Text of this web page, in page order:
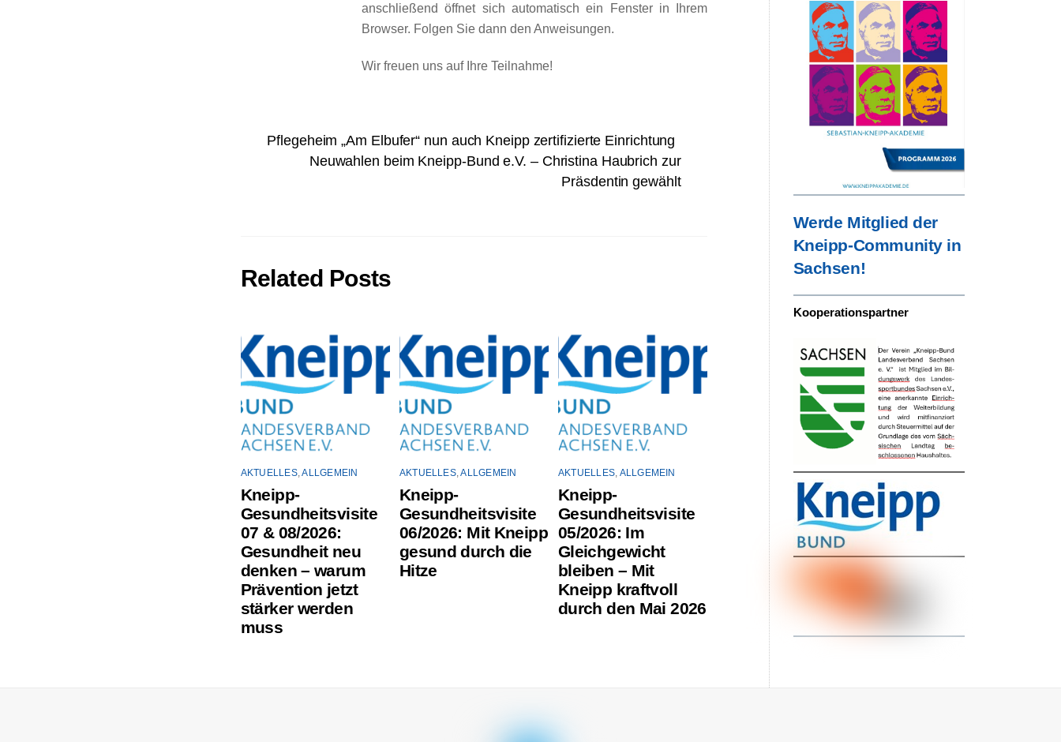
anschließend öffnet sich automatisch ein Fenster in Ihrem
Browser. Folgen Sie dann den Anweisungen.
Wir freuen uns auf Ihre Teilnahme!
Pflegeheim „Am Elbufer“ nun auch Kneipp zertifizierte Einrichtung
Neuwahlen beim Kneipp-Bund e.V. – Christina Haubrich zur
Präsdentin gewählt
Related Posts
AKTUELLES,ALLGEMEIN
Kneipp-
Gesundheitsvisite
07 & 08/2026:
Gesundheit neu
denken – warum
Prävention jetzt
stärker werden
muss
AKTUELLES,ALLGEMEIN
Kneipp-
Gesundheitsvisite
06/2026: Mit Kneipp
gesund durch die
Hitze
AKTUELLES ALLGEMEIN
Kneipp-
Gesundheitsvisite
05/2026: Im
Gleichgewicht
bleiben – Mit
Kneipp kraftvoll
durch den Mai 2026
Werde Mitglied der
Kneipp-Community in
Sachsen!
Kooperationspartner